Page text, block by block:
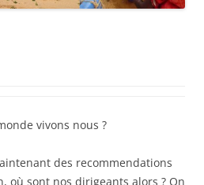
vivons nous ?
des recommendations
où sont nos dirigeants alors ? On